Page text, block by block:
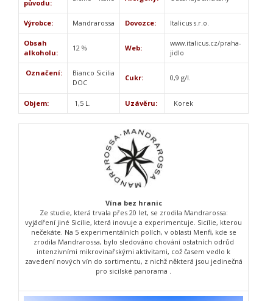
původu:
Výrobce: Mandrarossa Dovozce: Italicus s.r.o.
Obsah
alkoholu:
12 % Web:
www.italicus.cz/praha-
jidlo
Označení:
Bianco Sicilia
DOC
Cukr: 0,9 g/l.
Objem: 1,5 L. Uzávěru: Korek
Vína bez hranic
Ze studie, která trvala přes 20 let, se zrodila Mandrarossa:
vyjádření jiné Sicílie, která inovuje a experimentuje. Sicílie, kterou
nečekáte. Na 5 experimentálních polích, v oblasti Menfi, kde se
zrodila Mandrarossa, bylo sledováno chování ostatních odrůd
intenzivními mikrovinařskými aktivitami, což časem vedlo k
zavedení nových vín do sortimentu, z nichž některá jsou jedinečná
pro sicilské panorama .